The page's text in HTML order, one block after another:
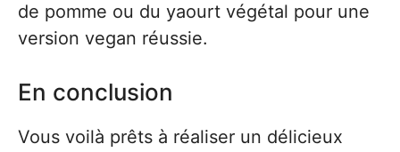
de pomme ou du yaourt végétal pour une
version vegan réussie.
En conclusion
Vous voilà prêts à réaliser un délicieux